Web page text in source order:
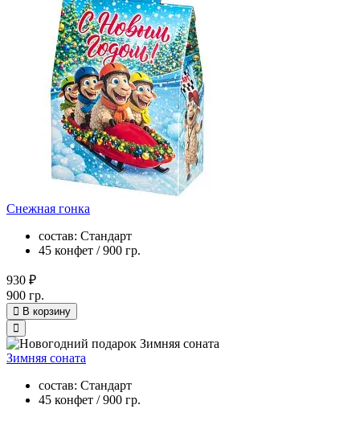
Снежная гонка
состав: Стандарт
45 конфет / 900 гр.
930 ₽
900 гр.
В корзину
Зимняя соната
состав: Стандарт
45 конфет / 900 гр.